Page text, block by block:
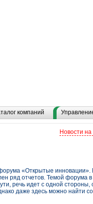
компаний
Новости на
«Открытые инновации».
ряд отчетов. Темой форума в
речь идет с одной стороны,
даже здесь можно найти